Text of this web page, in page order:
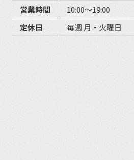
営業時間
10:00〜19:00
定休日
毎週 月・火曜日